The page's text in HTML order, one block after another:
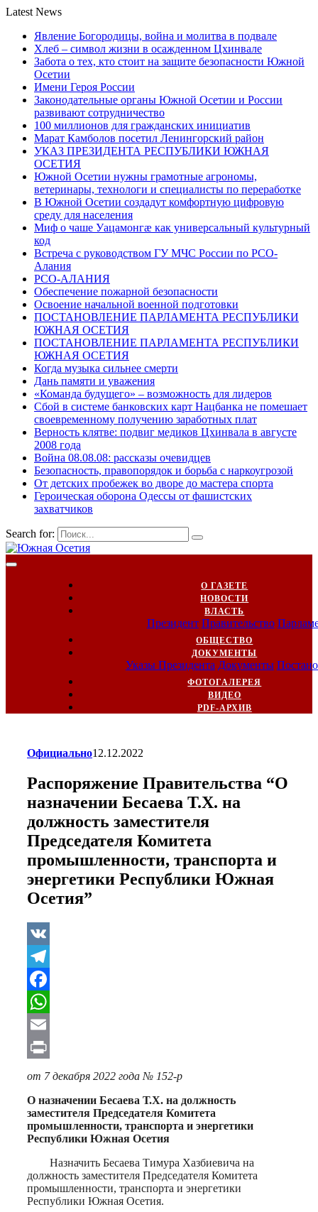
Latest News
Явление Богородицы, война и молитва в подвале
Хлеб – символ жизни в осажденном Цхинвале
Забота о тех, кто стоит на защите безопасности Южной
Осетии
Имени Героя России
Законодательные органы Южной Осетии и России
развивают сотрудничество
100 миллионов для гражданских инициатив
Марат Камболов посетил Ленингорский район
УКАЗ ПРЕЗИДЕНТА РЕСПУБЛИКИ ЮЖНАЯ
ОСЕТИЯ
Южной Осетии нужны грамотные агрономы,
ветеринары, технологи и специалисты по переработке
В Южной Осетии создадут комфортную цифровую
среду для населения
Миф о чаше Уацамонгæ как универсальный культурный
код
Встреча с руководством ГУ МЧС России по РСО-
Алания
РСО-АЛАНИЯ
Обеспечение пожарной безопасности
Освоение начальной военной подготовки
ПОСТАНОВЛЕНИЕ ПАРЛАМЕНТА РЕСПУБЛИКИ
ЮЖНАЯ ОСЕТИЯ
ПОСТАНОВЛЕНИЕ ПАРЛАМЕНТА РЕСПУБЛИКИ
ЮЖНАЯ ОСЕТИЯ
Когда музыка сильнее смерти
Дань памяти и уважения
«Команда будущего» – возможность для лидеров
Сбой в системе банковских карт Нацбанка не помешает
своевременному получению заработных плат
Верность клятве: подвиг медиков Цхинвала в августе
2008 года
Война 08.08.08: рассказы очевидцев
Безопасность, правопорядок и борьба с наркоугрозой
От детских пробежек во дворе до мастера спорта
Героическая оборона Одессы от фашистских
захватчиков
Search for:
О ГАЗЕТЕ
НОВОСТИ
ВЛАСТЬ
Президент Правительство
ОБЩЕСТВО
ДОКУМЕНТЫ
Указы Президента Документы
ФОТОГАЛЕРЕЯ
ВИДЕО
PDF-АРХИВ
Официально12.12.2022
Распоряжение Правительства “О
назначении Бесаева Т.Х. на
должность заместителя
Председателя Комитета
промышленности, транспорта и
энергетики Республики Южная
Осетия”
VK
Telegram
Facebook
WhatsApp
Email
Print
от 7 декабря 2022 года № 152-р
О назначении Бесаева Т.Х. на должность
заместителя Председателя Комитета
промышленности, транспорта и энергетики
Республики Южная Осетия
Назначить Бесаева Тимура Хазбиевича на
должность заместителя Председателя Комитета
промышленности, транспорта и энергетики
Республики Южная Осетия.